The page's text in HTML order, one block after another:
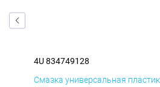
4U 834749128
Смазка универсальная